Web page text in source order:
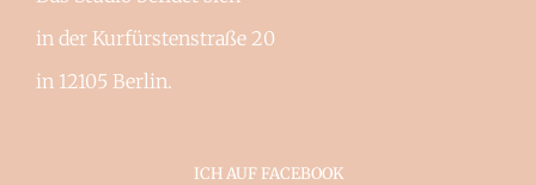
in der Kurfürstenstraße 20
in 12105 Berlin.
ICH AUF FACEBOOK